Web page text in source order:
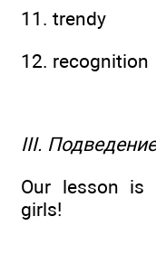
11. trendy
12. recognition
III.
Our lesson is
girls!